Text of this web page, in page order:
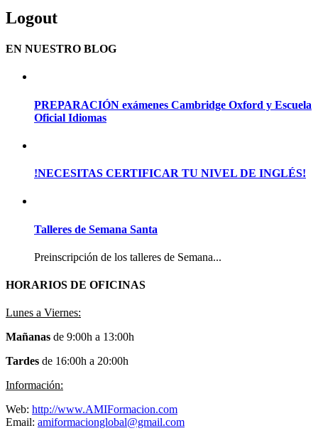
Logout
EN NUESTRO BLOG
PREPARACIÓN exámenes Cambridge Oxford y Escuela
Oficial Idiomas
!NECESITAS CERTIFICAR TU NIVEL DE INGLÉS!
Talleres de Semana Santa
Preinscripción de los talleres de Semana...
HORARIOS DE OFICINAS
Lunes a Viernes:
Mañanas de 9:00h a 13:00h
Tardes de 16:00h a 20:00h
Información:
Web: http://www.AMIFormacion.com
Email: amiformacionglobal@gmail.com